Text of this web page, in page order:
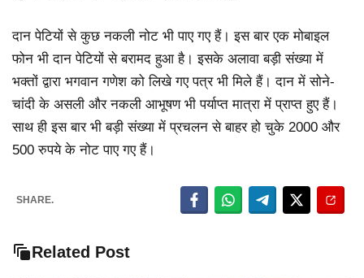
दान पेटियों से कुछ नकली नोट भी पाए गए हैं। इस बार एक मोबाइल
फोन भी दान पेटियों से बरामद हुआ है। इसके अलावा बड़ी संख्या में
भक्तों द्वारा भगवान गणेश को लिखे गए पत्र भी मिले हैं। दान में सोने-
चांदी के असली और नकली आभूषण भी पर्याप्त मात्रा में प्राप्त हुए हैं।
साथ ही इस बार भी बड़ी संख्या में प्रचलन से बाहर हो चुके 2000 और
500 रुपये के नोट पाए गए हैं।
SHARE.
Related Post